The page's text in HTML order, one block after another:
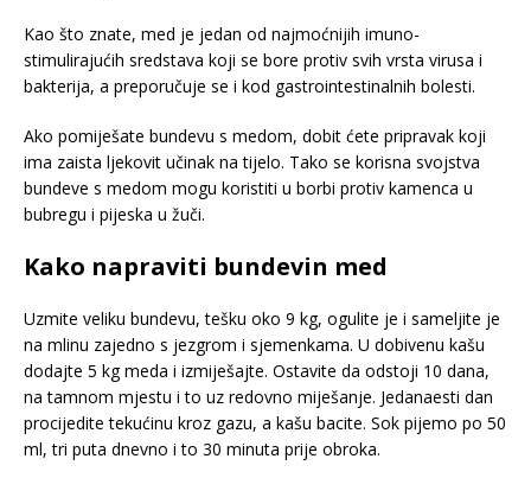
Kao što znate, med je jedan od najmoćnijih imuno-
stimulirajućih sredstava koji se bore protiv svih vrsta virusa i
bakterija, a preporučuje se i kod gastrointestinalnih bolesti.
Ako pomiješate bundevu s medom, dobit ćete pripravak koji
ima zaista ljekovit učinak na tijelo. Tako se korisna svojstva
bundeve s medom mogu koristiti u borbi protiv kamenca u
bubregu i pijeska u žuči.
Kako napraviti bundevin med
Uzmite veliku bundevu, tešku oko 9 kg, ogulite je i sameljite je
na mlinu zajedno s jezgrom i sjemenkama. U dobivenu kašu
dodajte 5 kg meda i izmiješajte. Ostavite da odstoji 10 dana,
na tamnom mjestu i to uz redovno miješanje. Jedanaesti dan
procijedite tekućinu kroz gazu, a kašu bacite. Sok pijemo po 50
ml, tri puta dnevno i to 30 minuta prije obroka.